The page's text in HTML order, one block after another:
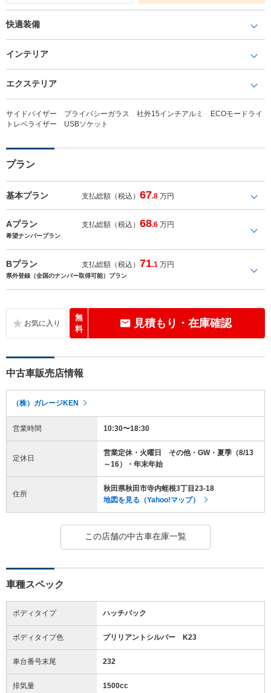
快適装備
インテリア
エクステリア
サイドバイザー プライバシーガラス 社外15インチアルミ ECOモードライ
トレベライザー USBソケット
プラン
基本プラン 支払総額（税込）67.8 万円
Aプラン 支払総額（税込）68.6 万円
希望ナンバープラン
Bプラン 支払総額（税込） 71.1 万円
県外登録（全国のナンバー取得可能）プラン
無
料
見積もり・在庫確認
中古車販売店情報
（株）ガレージKEN
営業時間 10:30〜18:30
定休日
営業定休・火曜日 その他・GW・夏季（8/13
～16）・年末年始
住所
秋田県秋田市寺内蛭根3丁目23-18
地図を見る（Yahoo!マップ）
この店舗の中古車在庫一覧
車種スペック
ボディタイプ ハッチバック
ボディタイプ色 ブリリアントシルバー K23
車台番号末尾 232
排気量 1500cc